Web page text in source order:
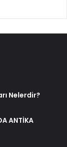
Nelerdir?
ANTİKA